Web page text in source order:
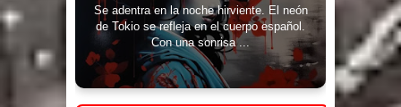
Se adentra en la noche hirviente. El neón
de Tokio se refleja en el cuerpo español.
Con una sonrisa ...